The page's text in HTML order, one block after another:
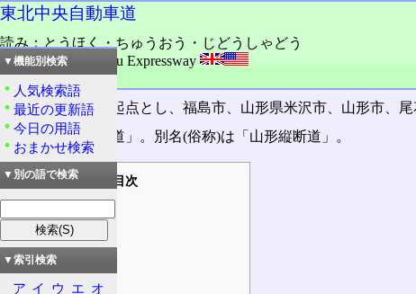
東北中央自動車道
読み：とうほく・ちゅうおう・じどうしゃどう
外語：Tōhoku Cūou Expressway
品詞：固有名詞
福島県相馬市を起点とし、福島市、山形県米沢市、山形市、
通称「東北中央道」。別名(俗称)は「山形縦断道」。
目次
道路の情報
起点・終点
設計諸元
規制等
▼機能別検索
人気検索語
最近の更新語
今日の用語
おまかせ検索
▼別の語で検索
▼索引検索
ア イ ウ エ オ